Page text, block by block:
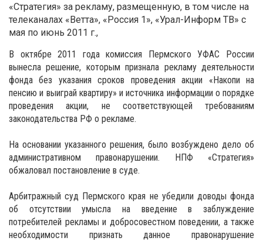
«Стратегия» за рекламу, размещенную, в том числе на
телеканалах «Ветта», «Россия 1», «Урал-Информ ТВ» с
мая по июнь 2011 г.,
В октябре 2011 года комиссия Пермского УФАС России
вынесла решение, которым признала рекламу деятельности
фонда без указания сроков проведения акции «Накопи на
пенсию и выиграй квартиру» и источника информации о порядке
проведения акции, не соответствующей требованиям
законодательства РФ о рекламе.
На основании указанного решения, было возбуждено дело об
административном правонарушении. НПФ «Стратегия»
обжаловал постановление в суде.
Арбитражный суд Пермского края не убедили доводы фонда
об отсутствии умысла на введение в заблуждение
потребителей рекламы и добросовестном поведении, а также
необходимости признать данное правонарушение